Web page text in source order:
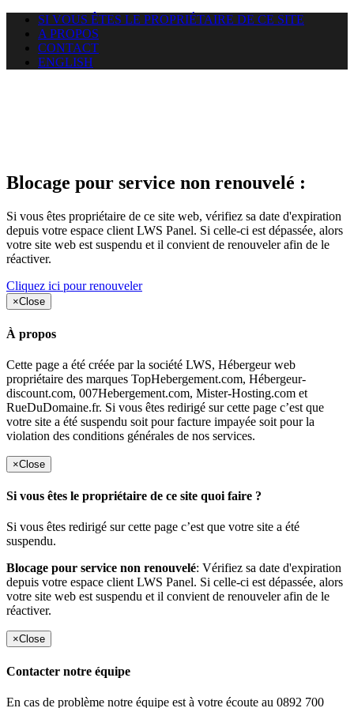
SI VOUS ÊTES LE PROPRIÉTAIRE DE CE SITE
A PROPOS
CONTACT
ENGLISH
Blocage pour service non renouvelé :
Si vous êtes propriétaire de ce site web, vérifiez sa date d'expiration
depuis votre espace client LWS Panel. Si celle-ci est dépassée, alors
votre site web est suspendu et il convient de renouveler afin de le
réactiver.
Cliquez ici pour renouveler
×Close
À propos
Cette page a été créée par la société LWS, Hébergeur web
propriétaire des marques TopHebergement.com, Hébergeur-
discount.com, 007Hebergement.com, Mister-Hosting.com et
RueDuDomaine.fr. Si vous êtes redirigé sur cette page c’est que
votre site a été suspendu soit pour facture impayée soit pour la
violation des conditions générales de nos services.
×Close
Si vous êtes le propriétaire de ce site quoi faire ?
Si vous êtes redirigé sur cette page c’est que votre site a été
suspendu.
Blocage pour service non renouvelé: Vérifiez sa date d'expiration
depuis votre espace client LWS Panel. Si celle-ci est dépassée, alors
votre site web est suspendu et il convient de renouveler afin de le
réactiver.
×Close
Contacter notre équipe
En cas de problème notre équipe est à votre écoute au 0892 700